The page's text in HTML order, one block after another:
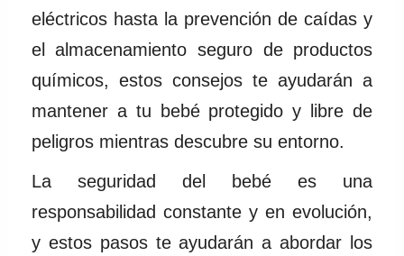
eléctricos hasta la prevención de caídas y
el almacenamiento seguro de productos
químicos, estos consejos te ayudarán a
mantener a tu bebé protegido y libre de
peligros mientras descubre su entorno.
La seguridad del bebé es una
responsabilidad constante y en evolución,
y estos pasos te ayudarán a abordar los